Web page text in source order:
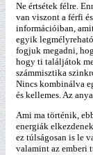
Ne értsétek félre.
van viszont a férfi
információiban,
egyik
fogjuk megadni,
hogy ti találjátok
számmisztika
Nincs kombinálva
és kellemes. Az
Ami ma történik,
energiák
ez túlságosan is le
valamint az emberi